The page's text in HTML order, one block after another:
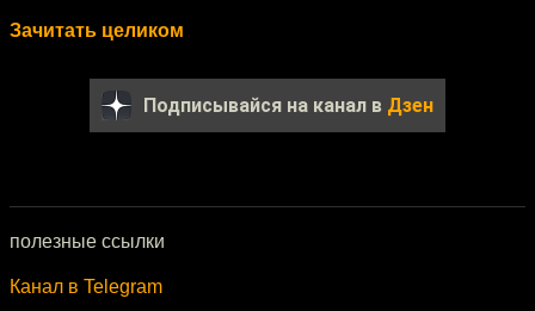
Зачитать целиком
Подписывайся на канал в Дзен
полезные ссылки
Канал в Telegram